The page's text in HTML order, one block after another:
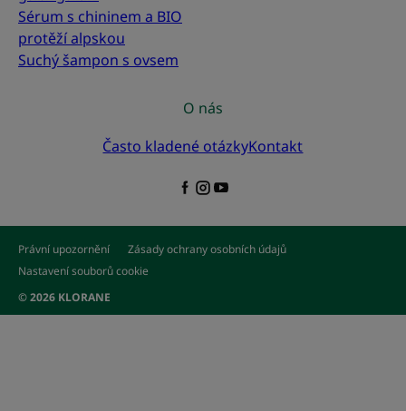
Sérum s chininem a BIO
protěží alpskou
Suchý šampon s ovsem
O nás
Často kladené otázkyKontakt
Právní upozornění
Zásady ochrany osobních údajů
Nastavení souborů cookie
© 2026 KLORANE